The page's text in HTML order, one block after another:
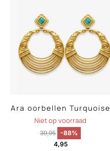
Ara oorbellen Turquoise
Niet op voorraad
39,95 -88%
4,95